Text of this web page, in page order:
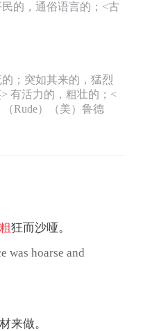
的，通俗语言的；<古
；突如其来的，猛烈
有活力的，粗壮的；<
Rude）（美）鲁德
粗狂而沙哑。
was hoarse and
来做。